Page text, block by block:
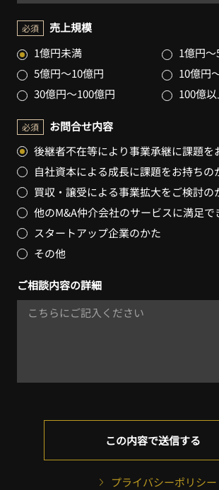
必須
売上規模
1億円未満
1億円～
5億円～10億円
10億円
30億円～100億円
100億
必須
お問合せ内容
後継者不在等により事業承継に課題を
自社資本による成長に課題をお持ちの
買収・譲受による事業拡大をご検討の
他のM&A仲介会社のサービスに満足で
スタートアップ企業のかた
その他
ご相談内容の詳細
プライバシーポリシー